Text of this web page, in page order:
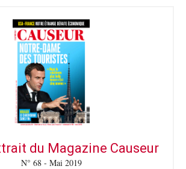
du Magazine Causeur
N° 68 - Mai 2019